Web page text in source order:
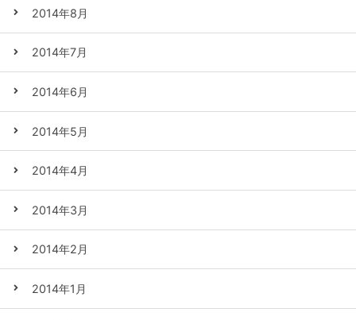
2014年8月
2014年7月
2014年6月
2014年5月
2014年4月
2014年3月
2014年2月
2014年1月